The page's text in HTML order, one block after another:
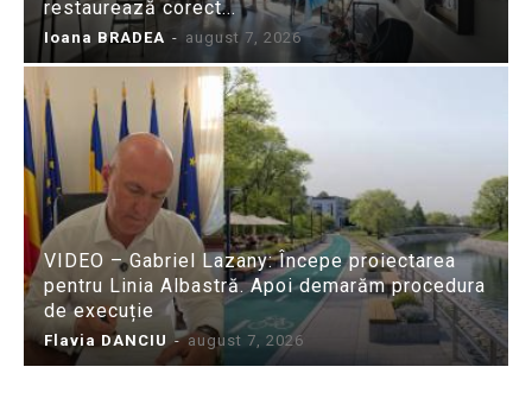
restaurează corect...
Ioana BRADEA - august 7, 2026
VIDEO – Gabriel Lazany: Începe proiectarea
pentru Linia Albastră. Apoi demarăm procedura
de execuție
Flavia DANCIU - august 7, 2026